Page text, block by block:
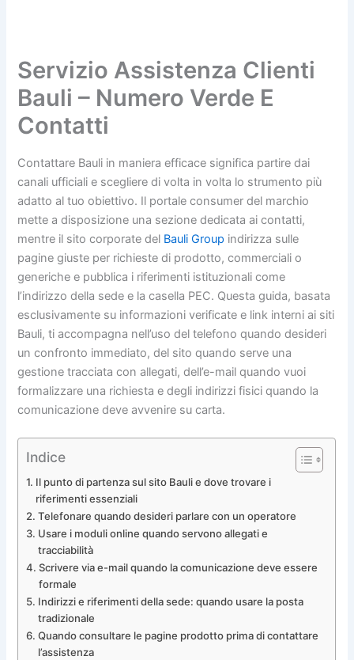
Servizio Assistenza Clienti
Bauli – Numero Verde E
Contatti
Contattare Bauli in maniera efficace significa partire dai
canali ufficiali e scegliere di volta in volta lo strumento più
adatto al tuo obiettivo. Il portale consumer del marchio
mette a disposizione una sezione dedicata ai contatti,
mentre il sito corporate del Bauli Group indirizza sulle
pagine giuste per richieste di prodotto, commerciali o
generiche e pubblica i riferimenti istituzionali come
l’indirizzo della sede e la casella PEC. Questa guida, basata
esclusivamente su informazioni verificate e link interni ai siti
Bauli, ti accompagna nell’uso del telefono quando desideri
un confronto immediato, del sito quando serve una
gestione tracciata con allegati, dell’e-mail quando vuoi
formalizzare una richiesta e degli indirizzi fisici quando la
comunicazione deve avvenire su carta.
Indice
Il punto di partenza sul sito Bauli e dove trovare i
riferimenti essenziali
Telefonare quando desideri parlare con un operatore
Usare i moduli online quando servono allegati e
tracciabilità
Scrivere via e-mail quando la comunicazione deve essere
formale
Indirizzi e riferimenti della sede: quando usare la posta
tradizionale
Quando consultare le pagine prodotto prima di contattare
l’assistenza